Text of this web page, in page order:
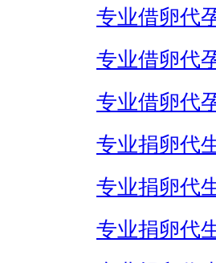
专业借卵代
专业借卵代
专业借卵代
专业捐卵代
专业捐卵代
专业捐卵代